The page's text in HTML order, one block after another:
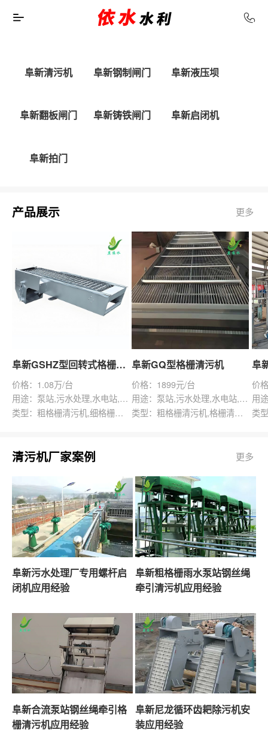
阜新清污机 阜新钢制闸门 阜新液压坝
阜新翻板闸门 阜新铸铁闸门 阜新启闭机
阜新拍门
产品展示 更多
阜新GSHZ型回转式格栅除污机
价格：1.08万/台
用途：泵站,污水处理,水电站,自来水厂,渠道,水产养殖,化工,纺织,给排水工程
类型：粗格栅清污机,细格栅清污机,格栅清污机,回转式清污机
阜新GQ型格栅清污机
价格：1899元/台
用途：泵站,污水处理,水电站,自来水厂,给排水工程
类型：粗格栅清污机,格栅清污机,回转式清污机
价
清污机厂家案例 更多
阜新污水处理厂专用螺杆启
闭机应用经验
阜新粗格栅雨水泵站钢丝绳
牵引清污机应用经验
阜新合流泵站钢丝绳牵引格
栅清污机应用经验
阜新尼龙循环齿耙除污机安
装应用经验